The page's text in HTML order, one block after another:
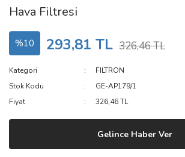
Hava Filtresi
%10 293,81 TL 326,46 TL
Kategori
FILTRON
Stok Kodu
GE-AP179/1
Fiyat
326,46 TL
Gelince Haber Ver